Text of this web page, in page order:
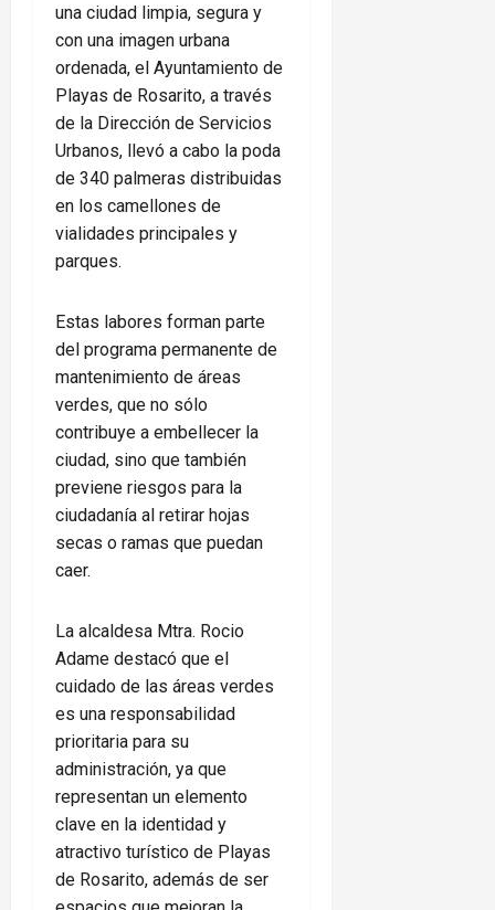
una ciudad limpia, segura y
con una imagen urbana
ordenada, el Ayuntamiento de
Playas de Rosarito, a través
de la Dirección de Servicios
Urbanos, llevó a cabo la poda
de 340 palmeras distribuidas
en los camellones de
vialidades principales y
parques.
Estas labores forman parte
del programa permanente de
mantenimiento de áreas
verdes, que no sólo
contribuye a embellecer la
ciudad, sino que también
previene riesgos para la
ciudadanía al retirar hojas
secas o ramas que puedan
caer.
La alcaldesa Mtra. Rocio
Adame destacó que el
cuidado de las áreas verdes
es una responsabilidad
prioritaria para su
administración, ya que
representan un elemento
clave en la identidad y
atractivo turístico de Playas
de Rosarito, además de ser